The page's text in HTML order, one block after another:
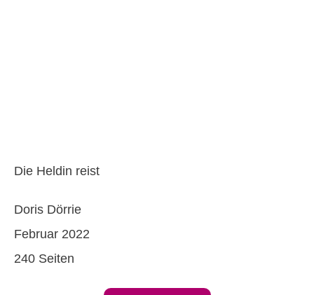
Die Heldin reist
Doris Dörrie
Februar 2022
240 Seiten